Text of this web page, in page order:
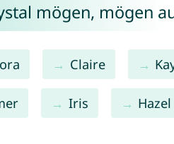
mögen, mögen
Claire
Iris Hazel